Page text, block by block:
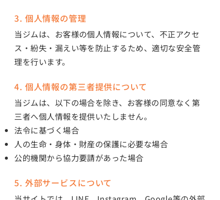
3. 個人情報の管理
当ジムは、お客様の個人情報について、不正アクセ
ス・紛失・漏えい等を防止するため、適切な安全管
理を行います。
4. 個人情報の第三者提供について
当ジムは、以下の場合を除き、お客様の同意なく第
三者へ個人情報を提供いたしません。
法令に基づく場合
人の生命・身体・財産の保護に必要な場合
公的機関から協力要請があった場合
5. 外部サービスについて